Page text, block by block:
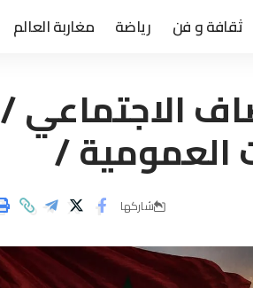
ثقافة و فن رياضة مغاربة العالم
الاجتماعي /
العمومية /
شاركها